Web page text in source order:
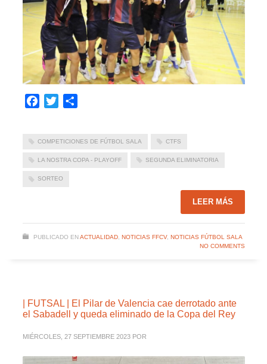
Facebook
Twitter
COMPETICIONES DE FÚTBOL SALA CTFS
LA NOSTRA COPA - PLAYOFF SEGUNDA ELIMINATORIA
SORTEO
LEER MÁS
PUBLICADO EN ACTUALIDAD, NOTICIAS FFCV, NOTICIAS FÚTBOL SALA
NO COMMENTS
| FUTSAL | El Pilar de Valencia cae derrotado ante
el Sabadell y queda eliminado de la Copa del Rey
MIÉRCOLES, 27 SEPTIEMBRE 2023 POR